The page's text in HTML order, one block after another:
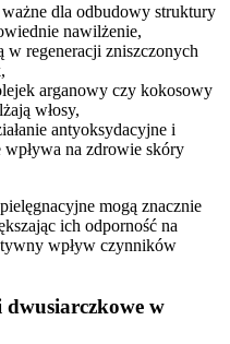
dla odbudowy struktury
nawilżenie,
w regeneracji zniszczonych
arganowy czy kokosowy
włosy,
antyoksydacyjne i
na zdrowie skóry
mogą znacznie
ich odporność na
wpływ czynników
w